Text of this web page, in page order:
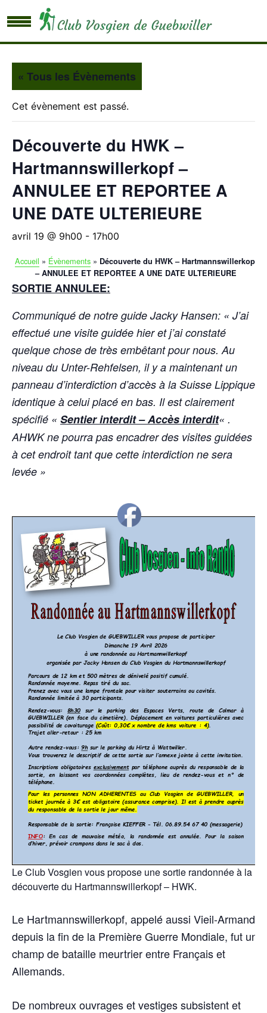
« Tous les Évènements
Cet évènement est passé.
Découverte du HWK –
Hartmannswillerkopf –
ANNULEE ET REPORTEE A
UNE DATE ULTERIEURE
avril 19 @ 9h00 - 17h00
Accueil » Évènements» Découverte du HWK – Hartmannswillerkopf
– ANNULEE ET REPORTEE A UNE DATE ULTERIEURE
SORTIE ANNULEE:
Communiqué de notre guide Jacky Hansen: « J’ai
effectué une visite guidée hier et j’ai constaté
quelque chose de très embêtant pour nous. Au
niveau du Unter-Rehfelsen, il y a maintenant un
panneau d’interdiction d’accès à la Suisse Lippique,
identique à celui placé en bas. Il est clairement
spécifié « Sentier interdit – Accès interdit« .
AHWK ne pourra pas encadrer des visites guidées
à cet endroit tant que cette interdiction ne sera
levée »
Le Club Vosgien vous propose une sortie randonnée à la
découverte du Hartmannswillerkopf – HWK.
Le Hartmannswillerkopf, appelé aussi Vieil-Armand
depuis la fin de la Première Guerre Mondiale, fut un
champ de bataille meurtrier entre Français et
Allemands.
De nombreux ouvrages et vestiges subsistent et